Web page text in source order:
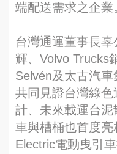
端配送需求之企業
台灣通運董事長
輝、Volvo Trucks
Selvén及太古汽
共同見證台灣綠
計、未來載運台泥
車與槽桶也首度亮
Electric電動曳引